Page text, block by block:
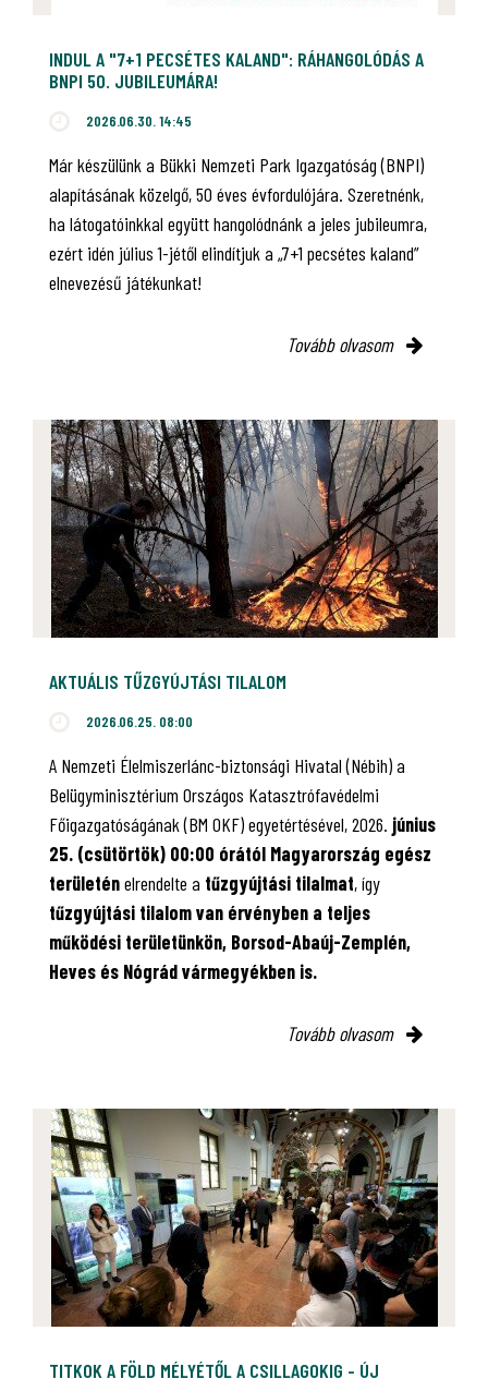
INDUL A "7+1 PECSÉTES KALAND": RÁHANGOLÓDÁS A
BNPI 50. JUBILEUMÁRA!
2026.06.30. 14:45
Már készülünk a Bükki Nemzeti Park Igazgatóság (BNPI)
alapításának közelgő, 50 éves évfordulójára. Szeretnénk,
ha látogatóinkkal együtt hangolódnánk a jeles jubileumra,
ezért idén július 1-jétől elindítjuk a „7+1 pecsétes kaland”
elnevezésű játékunkat!
Tovább olvasom
AKTUÁLIS TŰZGYÚJTÁSI TILALOM
2026.06.25. 08:00
A Nemzeti Élelmiszerlánc-biztonsági Hivatal (Nébih) a
Belügyminisztérium Országos Katasztrófavédelmi
Főigazgatóságának (BM OKF) egyetértésével, 2026. június
25. (csütörtök) 00:00 órától Magyarország egész
területénelrendelte a tűzgyújtási tilalmat, így
tűzgyújtási tilalom van érvényben a teljes
működési területünkön, Borsod-Abaúj-Zemplén,
Heves és Nógrád vármegyékben is.
Tovább olvasom
TITKOK A FÖLD MÉLYÉTŐL A CSILLAGOKIG - ÚJ